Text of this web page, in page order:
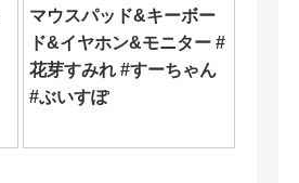
マウスパッド&キーボー
ド&イヤホン&モニター #
花芽すみれ #すーちゃん
#ぶいすぽ